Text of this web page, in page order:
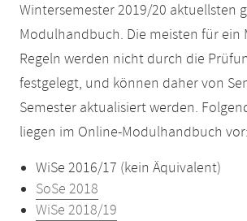
Wintersemester 2019/20 aktuellsten
Modulhandbuch. Die meisten für ein
Regeln werden nicht durch die
festgelegt, und können daher von
Semester aktualisiert werden.
liegen im Online-Modulhandbuch vor:
WiSe 2016/17 (kein Äquivalent)
SoSe 2018
WiSe 2018/19